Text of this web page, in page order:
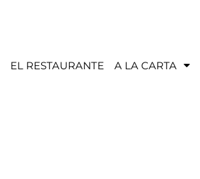
EL RESTAURANTE A LA CARTA